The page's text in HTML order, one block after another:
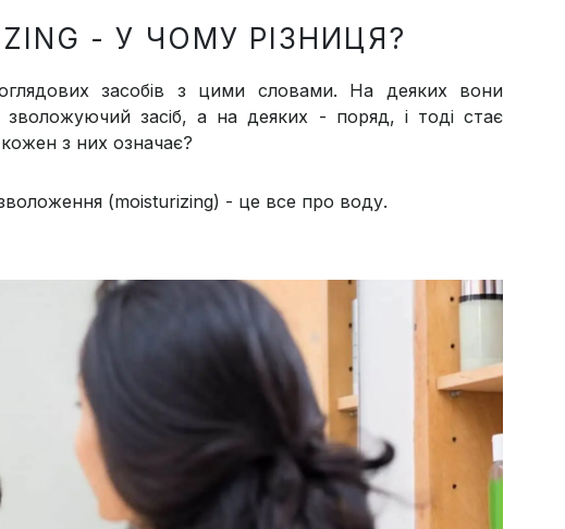
- У ЧОМУ РІЗНИЦЯ?
засобів з цими словами. На деяких вони
зволожуючий засіб, а на деяких - поряд, і тоді стає
з них означає?
(moisturizing) - це все про воду.